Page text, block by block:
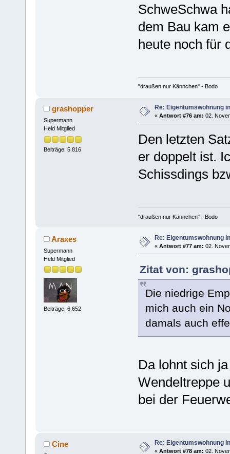
SchweSchwa
dem Bau kam
heute noch für
"draußen nur Kännchen" - Bodo
grashopper
Supermann
Held Mitglied
Beiträge: 5.816
Re: Eigentumswohnung
« Antwort #76 am: 02.
Den letzten
er doppelt ist.
Schissdings
"draußen nur Kännchen" - Bodo
Araxes
Supermann
Held Mitglied
Beiträge: 6.652
Re: Eigentumswohnung
« Antwort #77 am: 02.
Zitat von:
Die niedrige
mich auch ein
damals auch
Da lohnt sich
Wendeltreppe
bei der
Cine Re: Eigentumswohnung
« Antwort #78 am: 02.